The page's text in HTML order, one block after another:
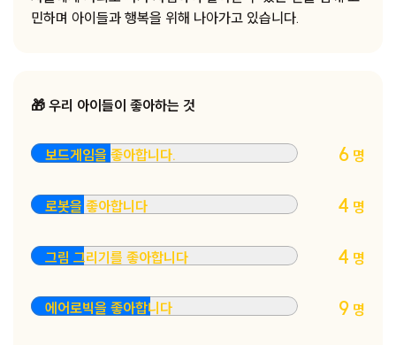
민하며 아이들과 행복을 위해 나아가고 있습니다.
🎁 우리 아이들이 좋아하는 것
보드게임을 좋아합니다. 6 명
로봇을 좋아합니다 4 명
그림 그리기를 좋아합니다 4 명
에어로빅을 좋아합니다 9 명